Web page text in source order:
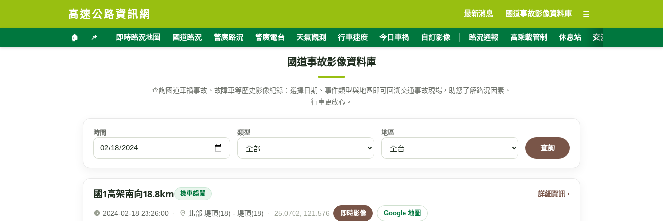
高速公路資訊網 最新消息 國道事故影像資料庫 ≡
🏠 📌 即時路況地圖 國道路況 警廣路況 警廣電台 天氣觀測 行車速度 今日車禍 自訂影像 路況通報 高乘載管制 休息站 交流道資訊
›
國道事故影像資料庫
查詢國道車禍事故、故障車等歷史影像紀錄：選擇日期、事件類型與地區即可回溯交通事故現場，助您了解路況因素、
行車更放心。
時間 類型 地區
查詢
國1高架南向18.8km 機車誤闖 詳細資訊 ›
2024-02-18 23:26:00 · 北部 堤頂(18) - 堤頂(18) · 25.0702, 121.576 即時影像 Google 地圖